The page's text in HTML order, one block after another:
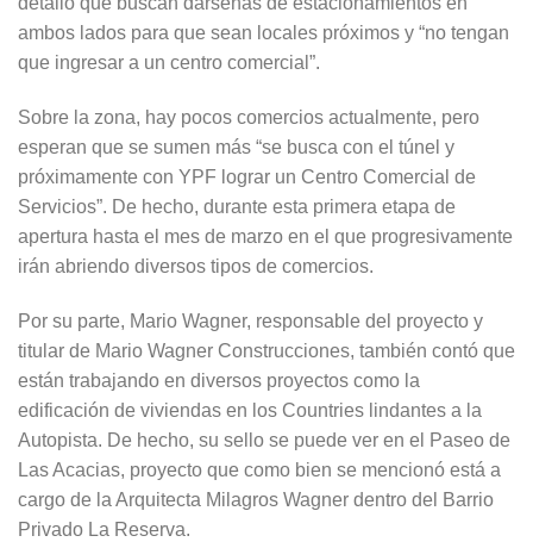
ambos lados para que sean locales próximos y “no tengan
que ingresar a un centro comercial”.
Sobre la zona, hay pocos comercios actualmente, pero
esperan que se sumen más “se busca con el túnel y
próximamente con YPF lograr un Centro Comercial de
Servicios”. De hecho, durante esta primera etapa de
apertura hasta el mes de marzo en el que progresivamente
irán abriendo diversos tipos de comercios.
Por su parte, Mario Wagner, responsable del proyecto y
titular de Mario Wagner Construcciones, también contó que
están trabajando en diversos proyectos como la
edificación de viviendas en los Countries lindantes a la
Autopista. De hecho, su sello se puede ver en el Paseo de
Las Acacias, proyecto que como bien se mencionó está a
cargo de la Arquitecta Milagros Wagner dentro del Barrio
Privado La Reserva.